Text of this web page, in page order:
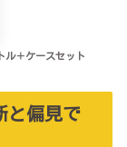
ル＋ケースセット
と偏見で